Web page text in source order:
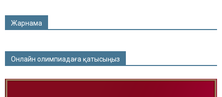
Жарнама
Онлайн олимпиадаға қатысыңыз